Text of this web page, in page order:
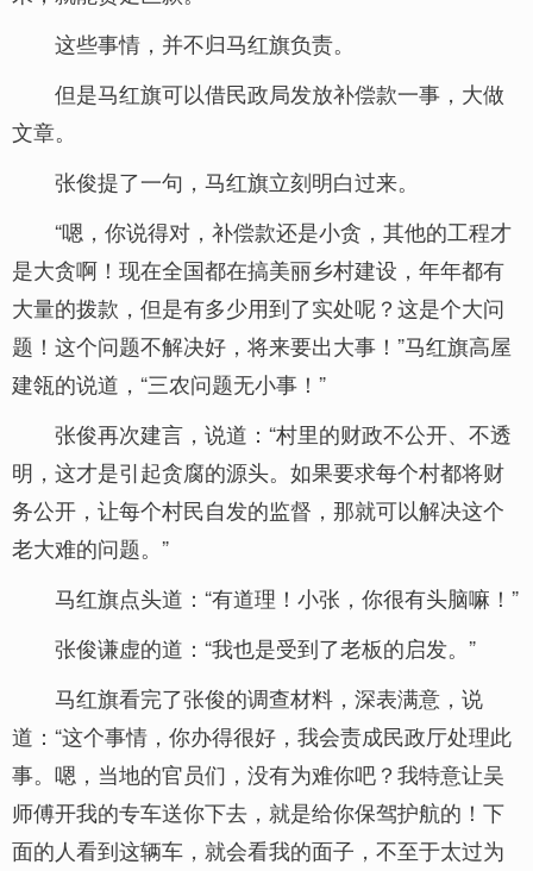
这些事情，并不归马红旗负责。
但是马红旗可以借民政局发放补偿款一事，大做
文章。
张俊提了一句，马红旗立刻明白过来。
“嗯，你说得对，补偿款还是小贪，其他的工程才
是大贪啊！现在全国都在搞美丽乡村建设，年年都有
大量的拨款，但是有多少用到了实处呢？这是个大问
题！这个问题不解决好，将来要出大事！”马红旗高屋
建瓴的说道，“三农问题无小事！”
张俊再次建言，说道：“村里的财政不公开、不透
明，这才是引起贪腐的源头。如果要求每个村都将财
务公开，让每个村民自发的监督，那就可以解决这个
老大难的问题。”
马红旗点头道：“有道理！小张，你很有头脑嘛！”
张俊谦虚的道：“我也是受到了老板的启发。”
马红旗看完了张俊的调查材料，深表满意，说
道：“这个事情，你办得很好，我会责成民政厅处理此
事。嗯，当地的官员们，没有为难你吧？我特意让吴
师傅开我的专车送你下去，就是给你保驾护航的！下
面的人看到这辆车，就会看我的面子，不至于太过为